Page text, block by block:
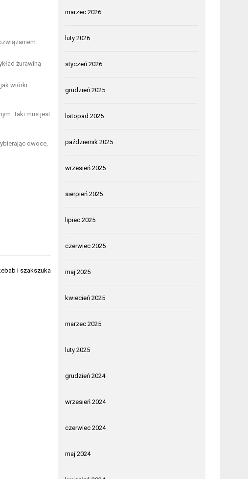
żurawiną
wiórki
Taki mus jest
owoce,
i szakszuka
marzec 2026
luty 2026
styczeń 2026
grudzień 2025
listopad 2025
październik 2025
wrzesień 2025
sierpień 2025
lipiec 2025
czerwiec 2025
maj 2025
kwiecień 2025
marzec 2025
luty 2025
grudzień 2024
wrzesień 2024
czerwiec 2024
maj 2024